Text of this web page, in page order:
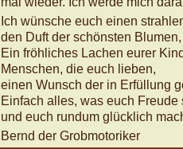
Ich wünsche euch einen
den Duft der schönsten Blumen,
Ein fröhliches Lachen eurer
Menschen, die euch lieben,
einen Wunsch der in Erfüllung
Einfach alles, was euch Freude
und euch rundum glücklich
Bernd der Grobmotoriker